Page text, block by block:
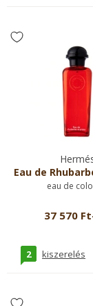
Eau de
eau de
37 570
2 kiszerelés